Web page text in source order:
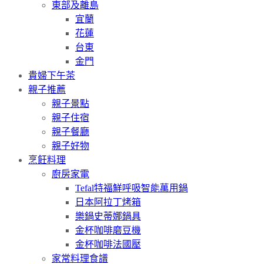
東部及離島
宜蘭
花蓮
台東
金門
貴婦下午茶
親子推薦
親子景點
親子住宿
親子餐廳
親子好物
烹飪料理
廚房家電
Tefal特福鮮呼吸智能萬用鍋
日本阿拉丁烤箱
樂鍋史蒂娜鍋具
金杯咖啡磨豆機
金杯咖啡法國壓
家常料理食譜